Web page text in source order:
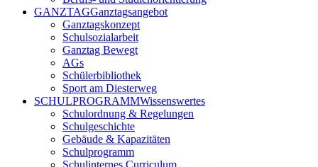
GANZTAGGanztagsangebot
Ganztagskonzept
Schulsozialarbeit
Ganztag Bewegt
AGs
Schülerbibliothek
Sport am Diesterweg
SCHULPROGRAMMWissenswertes
Schulordnung & Regelungen
Schulgeschichte
Gebäude & Kapazitäten
Schulprogramm
Schulinternes Curriculum